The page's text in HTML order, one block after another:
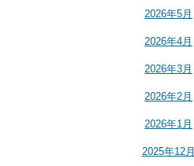
2026年5月
2026年4月
2026年3月
2026年2月
2026年1月
2025年12月